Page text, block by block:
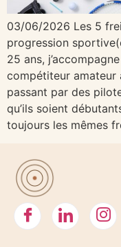
03/06/2026 Les 5
progression
25 ans,
compétiteur amateur
passant par des
qu’ils soient
toujours les mêmes